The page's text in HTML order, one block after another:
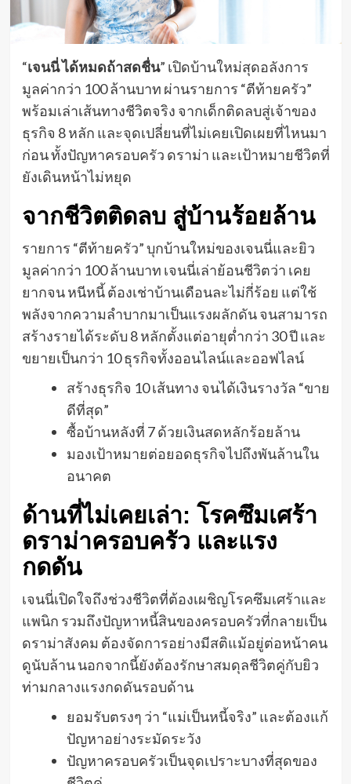
“เจนนี่ ได้หมดถ้าสดชื่น” เปิดบ้านใหม่สุดอลังการ
มูลค่ากว่า 100 ล้านบาท ผ่านรายการ “ตีท้ายครัว”
พร้อมเล่าเส้นทางชีวิตจริง จากเด็กติดลบสู่เจ้าของ
ธุรกิจ 8 หลัก และจุดเปลี่ยนที่ไม่เคยเปิดเผยที่ไหนมา
ก่อน ทั้งปัญหาครอบครัว ดราม่า และเป้าหมายชีวิตที่
ยังเดินหน้าไม่หยุด
จากชีวิตติดลบ สู่บ้านร้อยล้าน
รายการ “ตีท้ายครัว” บุกบ้านใหม่ของเจนนี่และยิว
มูลค่ากว่า 100 ล้านบาท เจนนี่เล่าย้อนชีวิตว่า เคย
ยากจน หนีหนี้ ต้องเช่าบ้านเดือนละไม่กี่ร้อย แต่ใช้
พลังจากความลำบากมาเป็นแรงผลักดัน จนสามารถ
สร้างรายได้ระดับ 8 หลักตั้งแต่อายุต่ำกว่า 30 ปี และ
ขยายเป็นกว่า 10 ธุรกิจทั้งออนไลน์และออฟไลน์
สร้างธุรกิจ 10 เส้นทาง จนได้เงินรางวัล “ขาย
ดีที่สุด”
ซื้อบ้านหลังที่ 7 ด้วยเงินสดหลักร้อยล้าน
มองเป้าหมายต่อยอดธุรกิจไปถึงพันล้านใน
อนาคต
ด้านที่ไม่เคยเล่า: โรคซึมเศร้า
ดราม่าครอบครัว และแรง
กดดัน
เจนนี่เปิดใจถึงช่วงชีวิตที่ต้องเผชิญโรคซึมเศร้าและ
แพนิก รวมถึงปัญหาหนี้สินของครอบครัวที่กลายเป็น
ดราม่าสังคม ต้องจัดการอย่างมีสติแม้อยู่ต่อหน้าคน
ดูนับล้าน นอกจากนี้ยังต้องรักษาสมดุลชีวิตคู่กับยิว
ท่ามกลางแรงกดดันรอบด้าน
ยอมรับตรงๆ ว่า “แม่เป็นหนี้จริง” และต้องแก้
ปัญหาอย่างระมัดระวัง
ปัญหาครอบครัวเป็นจุดเปราะบางที่สุดของ